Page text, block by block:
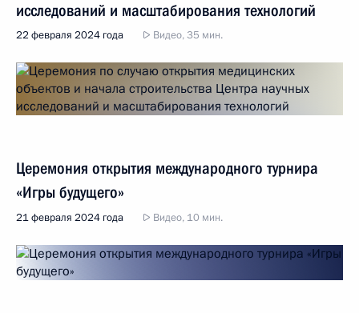
исследований и масштабирования технологий
22 февраля 2024 года Видео, 35 мин.
Церемония открытия международного турнира
«Игры будущего»
21 февраля 2024 года Видео, 10 мин.